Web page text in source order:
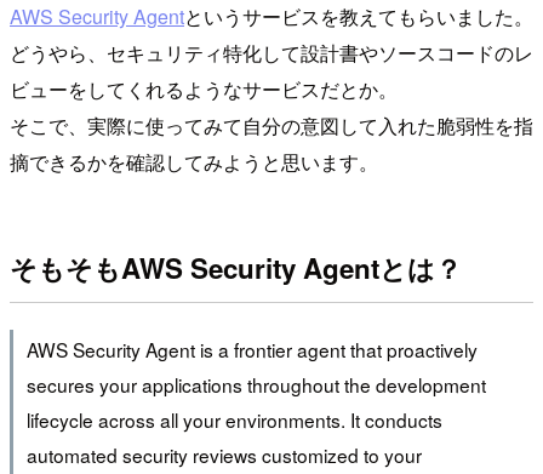
AWS Security Agentというサービスを教えてもらいました。
どうやら、セキュリティ特化して設計書やソースコードのレ
ビューをしてくれるようなサービスだとか。
そこで、実際に使ってみて自分の意図して入れた脆弱性を指
摘できるかを確認してみようと思います。
そもそもAWS Security Agentとは？
AWS Security Agent is a frontier agent that proactively
secures your applications throughout the development
lifecycle across all your environments. It conducts
automated security reviews customized to your